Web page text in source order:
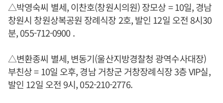
△박영숙씨 별세, 이찬호(창원시의원) 장모상 = 10일, 경남
창원시 창원상복공원 장례식장 2호, 발인 12일 오전 8시30
분, 055-712-0900 .
△변환종씨 별세, 변동기(울산지방경찰청 광역수사대장)
부친상 = 10일 오후, 경남 거창군 거창장례식장 3층 VIP실,
발인 12일 오전 9시, 052-210-2776.